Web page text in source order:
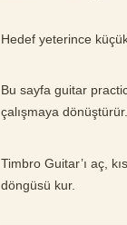
Hedef yeterince
Bu sayfa guitar
çalışmaya dönüştürür.
Timbro Guitar’ı aç,
döngüsü kur.